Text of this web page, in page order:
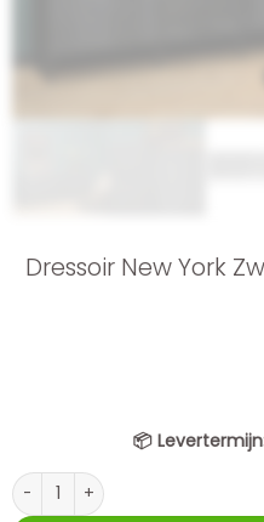
Dressoir New York
📦
Dressoir New York Zwart